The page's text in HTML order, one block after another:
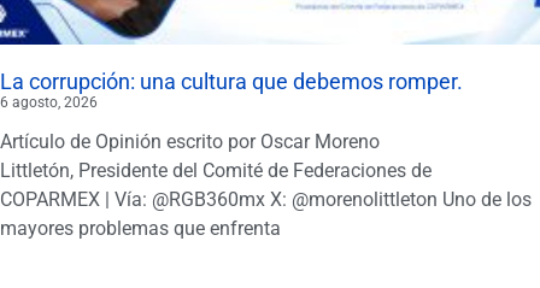
La corrupción: una cultura que debemos romper.
6 agosto, 2026
Artículo de Opinión escrito por Oscar Moreno
Littletón, Presidente del Comité de Federaciones de
COPARMEX | Vía: @RGB360mx X: @morenolittleton Uno de los
mayores problemas que enfrenta